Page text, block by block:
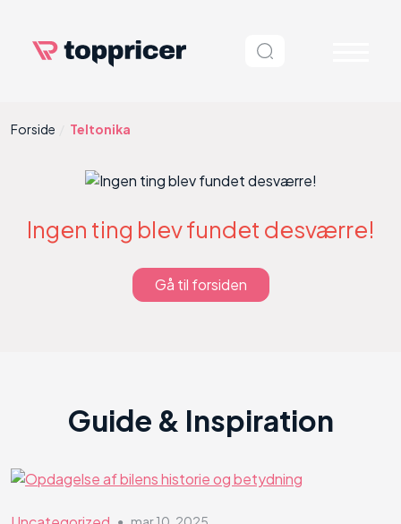
Forside Teltonika
Ingen ting blev fundet desværre!
Gå til forsiden
Guide & Inspiration